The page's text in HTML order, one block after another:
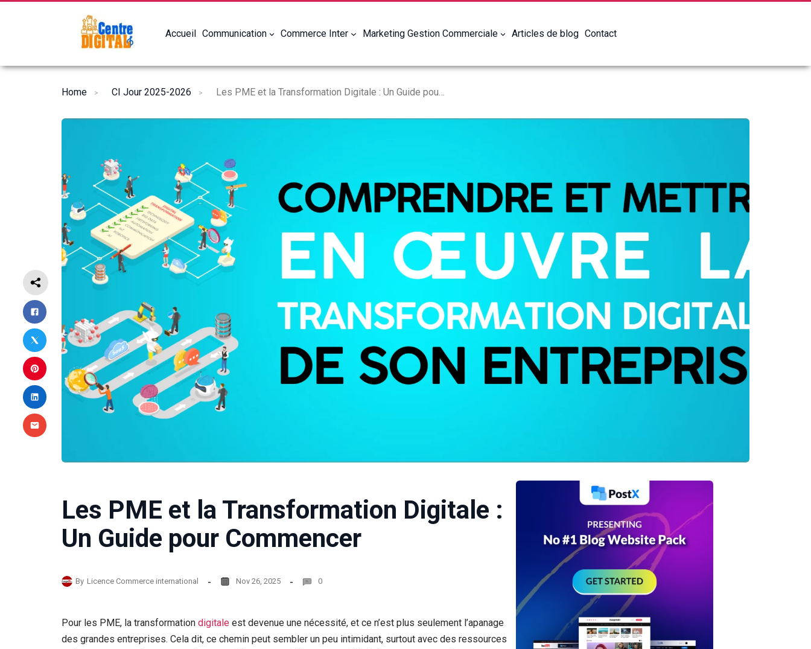
Accueil Communication Commerce Inter Marketing Gestion Commerciale Articles de blog Contact
Home CI Jour 2025-2026
Les PME et la Transformation Digitale :
Un Guide pour Commencer
By Licence Commerce international Nov 26, 2025 0
Pour les PME, la transformation digitale est devenue une nécessité, et ce n’est plus seulement l’apanage
des grandes entreprises. Cela dit, ce chemin peut sembler un peu intimidant, surtout avec des ressources